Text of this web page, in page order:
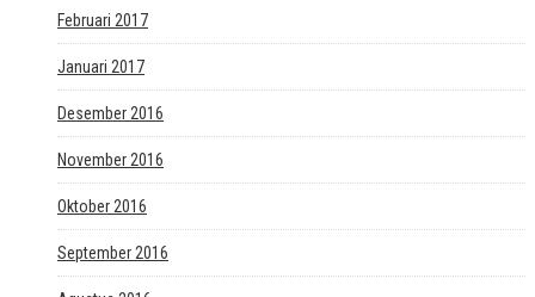
Februari 2017
Januari 2017
Desember 2016
November 2016
Oktober 2016
September 2016